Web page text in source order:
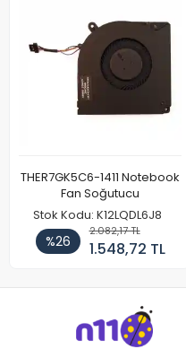
THER7GK5C6-1411 Notebook
Fan Soğutucu
Stok Kodu: K12LQDL6J8
%26
2.082,17 TL
1.548,72 TL